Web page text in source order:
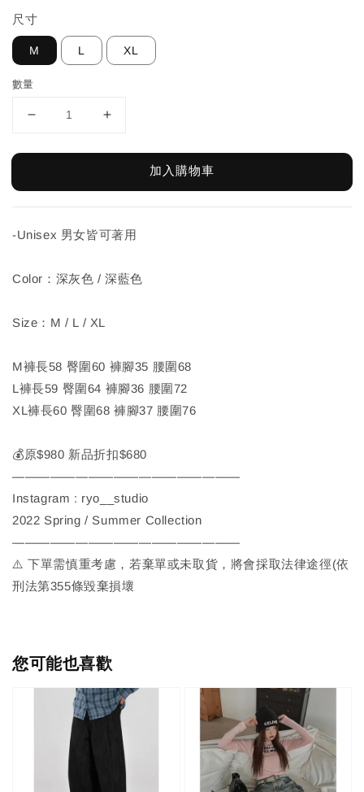
尺寸
M L XL
數量
加入購物車
-Unisex 男女皆可著用
Color：深灰色 / 深藍色
Size：M / L / XL
M褲長58 臀圍60 褲腳35 腰圍68
L褲長59 臀圍64 褲腳36 腰圍72
XL褲長60 臀圍68 褲腳37 腰圍76
💰原$980 新品折扣$680
——————————————————
Instagram : ryo__studio
2022 Spring / Summer Collection
——————————————————
⚠️ 下單需慎重考慮，若棄單或未取貨，將會採取法律途徑(依
刑法第355條毀棄損壞
您可能也喜歡